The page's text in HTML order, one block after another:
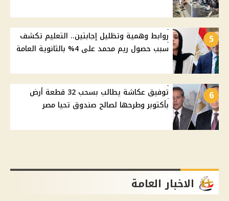
5
روابط وهمية وتظليل إجابتين.. التعليم تكشف
سبب حصول ريم محمد على 4% بالثانوية العامة
6
توفيق عكاشة يطالب بسحب 32 قطعة أرض
بأكتوبر وطرحها لصالح صندوق تحيا مصر
الاخبار العامة